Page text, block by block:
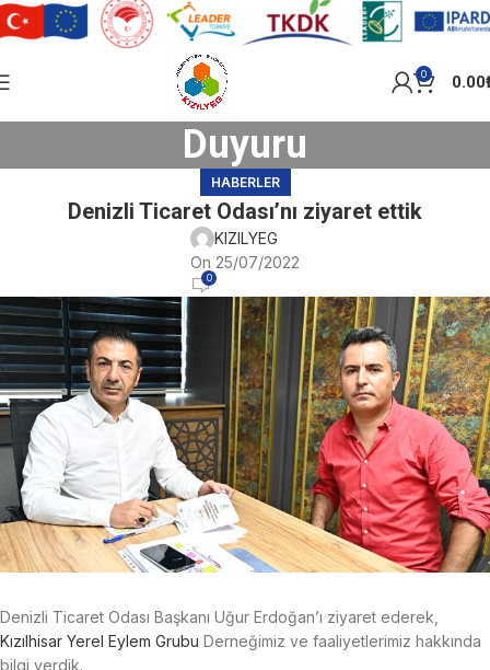
0 0.00
Duyuru
HABERLER
Denizli Ticaret Odası’nı ziyaret ettik
KIZILYEG
On 25/07/2022
0
Denizli Ticaret Odası Başkanı Uğur Erdoğan’ı ziyaret ederek,
Kızılhisar Yerel Eylem Grubu Derneğimiz ve faaliyetlerimiz hakkında
bilgi verdik.